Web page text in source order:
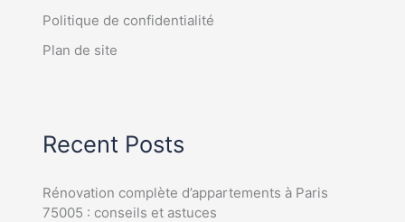
Politique de confidentialité
Plan de site
Recent Posts
Rénovation complète d’appartements à Paris
75005 : conseils et astuces